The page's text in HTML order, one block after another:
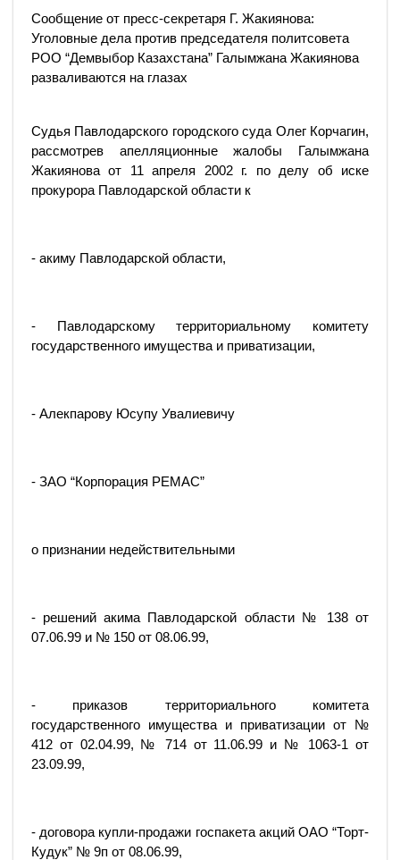
Сообщение от пресс-секретаря Г. Жакиянова:
Уголовные дела против председателя политсовета
РОО “Демвыбор Казахстана” Галымжана Жакиянова
разваливаются на глазах
Судья Павлодарского городского суда Олег Корчагин,
рассмотрев апелляционные жалобы Галымжана
Жакиянова от 11 апреля 2002 г. по делу об иске
прокурора Павлодарской области к
- акиму Павлодарской области,
- Павлодарскому территориальному комитету
государственного имущества и приватизации,
- Алекпарову Юсупу Увалиевичу
- ЗАО “Корпорация РЕМАС”
о признании недействительными
- решений акима Павлодарской области № 138 от
07.06.99 и № 150 от 08.06.99,
- приказов территориального комитета
государственного имущества и приватизации от №
412 от 02.04.99, № 714 от 11.06.99 и № 1063-1 от
23.09.99,
- договора купли-продажи госпакета акций ОАО “Торт-
Кудук” № 9п от 08.06.99,